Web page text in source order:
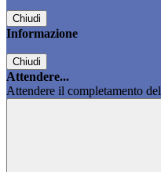
Chiudi
Informazione
Chiudi
Attendere...
Attendere il completamento